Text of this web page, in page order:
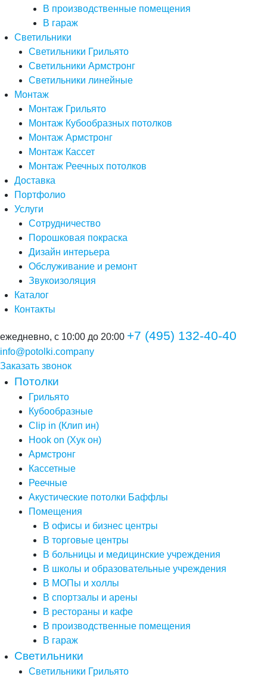
В производственные помещения
В гараж
Светильники
Светильники Грильято
Светильники Армстронг
Светильники линейные
Монтаж
Монтаж Грильято
Монтаж Кубообразных потолков
Монтаж Армстронг
Монтаж Кассет
Монтаж Реечных потолков
Доставка
Портфолио
Услуги
Сотрудничество
Порошковая покраска
Дизайн интерьера
Обслуживание и ремонт
Звукоизоляция
Каталог
Контакты
ежедневно, с 10:00 до 20:00 +7 (495) 132-40-40
info@potolki.company
Заказать звонок
Потолки
Грильято
Кубообразные
Clip in (Клип ин)
Hook on (Хук он)
Армстронг
Кассетные
Реечные
Акустические потолки Баффлы
Помещения
В офисы и бизнес центры
В торговые центры
В больницы и медицинские учреждения
В школы и образовательные учреждения
В МОПы и холлы
В спортзалы и арены
В рестораны и кафе
В производственные помещения
В гараж
Светильники
Светильники Грильято